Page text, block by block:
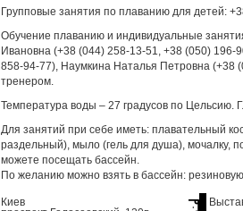
Групповые занятия по плаванию для детей:
Обучение плаванию и индивидуальные
Ивановна (+38 (044) 258-13-51, +38 (050)
858-94-77), Наумкина Наталья Петровна (+38
тренером.
Температура воды – 27 градусов по Цельсию.
Для занятий при себе иметь: плавательный
раздельный), мыло (гель для душа), мочалку,
можете посещать бассейн.
По желанию можно взять в бассейн:
Киев